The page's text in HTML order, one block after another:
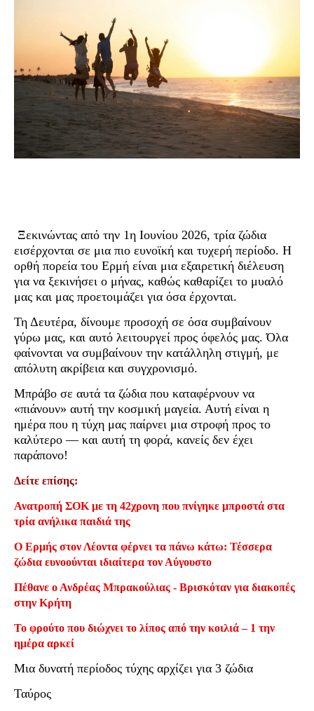
Ξεκινώντας από την 1η Ιουνίου 2026, τρία ζώδια
εισέρχονται σε μια πιο ευνοϊκή και τυχερή περίοδο. Η
ορθή πορεία του Ερμή είναι μια εξαιρετική διέλευση
για να ξεκινήσει ο μήνας, καθώς καθαρίζει το μυαλό
μας και μας προετοιμάζει για όσα έρχονται.
Τη Δευτέρα, δίνουμε προσοχή σε όσα συμβαίνουν
γύρω μας, και αυτό λειτουργεί προς όφελός μας. Όλα
φαίνονται να συμβαίνουν την κατάλληλη στιγμή, με
απόλυτη ακρίβεια και συγχρονισμό.
Μπράβο σε αυτά τα ζώδια που καταφέρνουν να
«πιάνουν» αυτή την κοσμική μαγεία. Αυτή είναι η
ημέρα που η τύχη μας παίρνει μια στροφή προς το
καλύτερο — και αυτή τη φορά, κανείς δεν έχει
παράπονο!
Δείτε επίσης:
Ανατροπή ΣΟΚ με τη 42χρονη που πνίγηκε μπροστά στα
τρία ανήλικα παιδιά της
Ο Ερμής στον Λέοντα φέρνει τα πάνω κάτω: Τέσσερα
ζώδια ευνοούνται ιδιαίτερα τον Αύγουστο
Πέθανε ο Ανδρέας Μπρακούλιας - Βρισκόταν για διακοπές
στην Κρήτη
Το φρούτο που διώχνει το λίπος από την κοιλιά – 1 την
ημέρα αρκεί
Μια δυνατή περίοδος τύχης αρχίζει για 3 ζώδια
Ταύρος